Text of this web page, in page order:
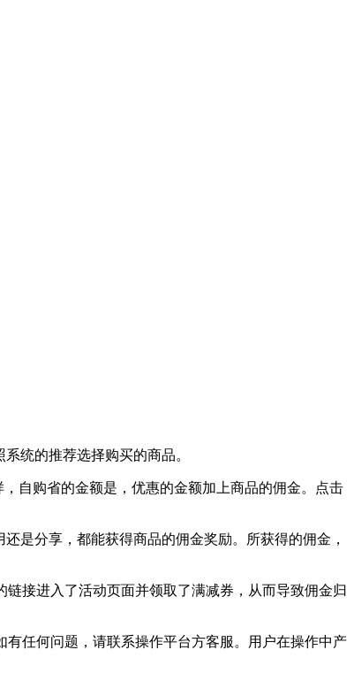
统的推荐选择购买的商品。
自购省的金额是，优惠的金额加上商品的佣金。点击
是分享，都能获得商品的佣金奖励。所获得的佣金，
接进入了活动页面并领取了满减券，从而导致佣金归
任何问题，请联系操作平台方客服。用户在操作中产